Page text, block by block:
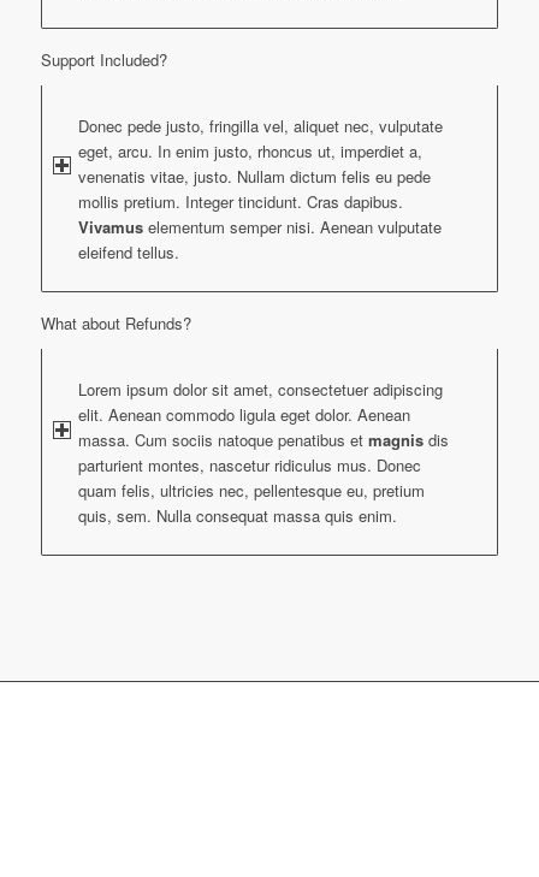
Support Included?
Donec pede justo, fringilla vel, aliquet nec, vulputate
eget, arcu. In enim justo, rhoncus ut, imperdiet a,
venenatis vitae, justo. Nullam dictum felis eu pede
mollis pretium. Integer tincidunt. Cras dapibus.
Vivamuselementum semper nisi. Aenean vulputate
eleifend tellus.
What about Refunds?
Lorem ipsum dolor sit amet, consectetuer adipiscing
elit. Aenean commodo ligula eget dolor. Aenean
massa. Cum sociis natoque penatibus et magnisdis
parturient montes, nascetur ridiculus mus. Donec
quam felis, ultricies nec, pellentesque eu, pretium
quis, sem. Nulla consequat massa quis enim.